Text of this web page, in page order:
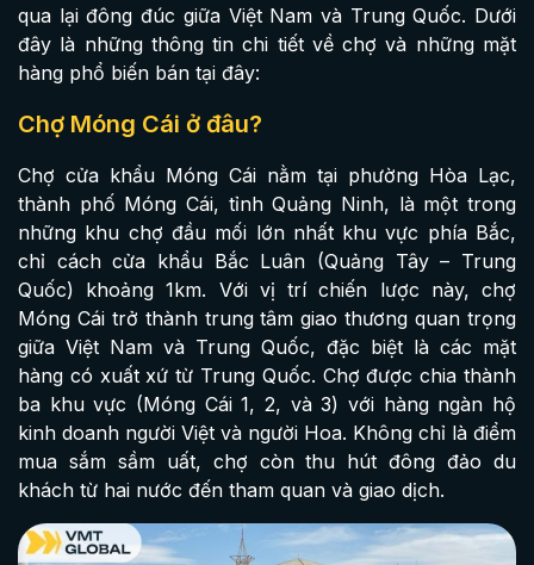
qua lại đông đúc giữa Việt Nam và Trung Quốc. Dưới
đây là những thông tin chi tiết về chợ và những mặt
hàng phổ biến bán tại đây:
Chợ Móng Cái ở đâu?
Chợ cửa khẩu Móng Cái nằm tại phường Hòa Lạc,
thành phố Móng Cái, tỉnh Quảng Ninh, là một trong
những khu chợ đầu mối lớn nhất khu vực phía Bắc,
chỉ cách cửa khẩu Bắc Luân (Quảng Tây – Trung
Quốc) khoảng 1km. Với vị trí chiến lược này, chợ
Móng Cái trở thành trung tâm giao thương quan trọng
giữa Việt Nam và Trung Quốc, đặc biệt là các mặt
hàng có xuất xứ từ Trung Quốc. Chợ được chia thành
ba khu vực (Móng Cái 1, 2, và 3) với hàng ngàn hộ
kinh doanh người Việt và người Hoa. Không chỉ là điểm
mua sắm sầm uất, chợ còn thu hút đông đảo du
khách từ hai nước đến tham quan và giao dịch.